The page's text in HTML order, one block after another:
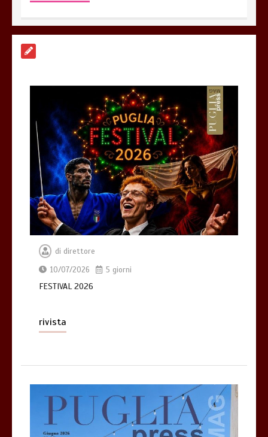
di direttore
10/07/2026
5 giorni
FESTIVAL 2026
rivista